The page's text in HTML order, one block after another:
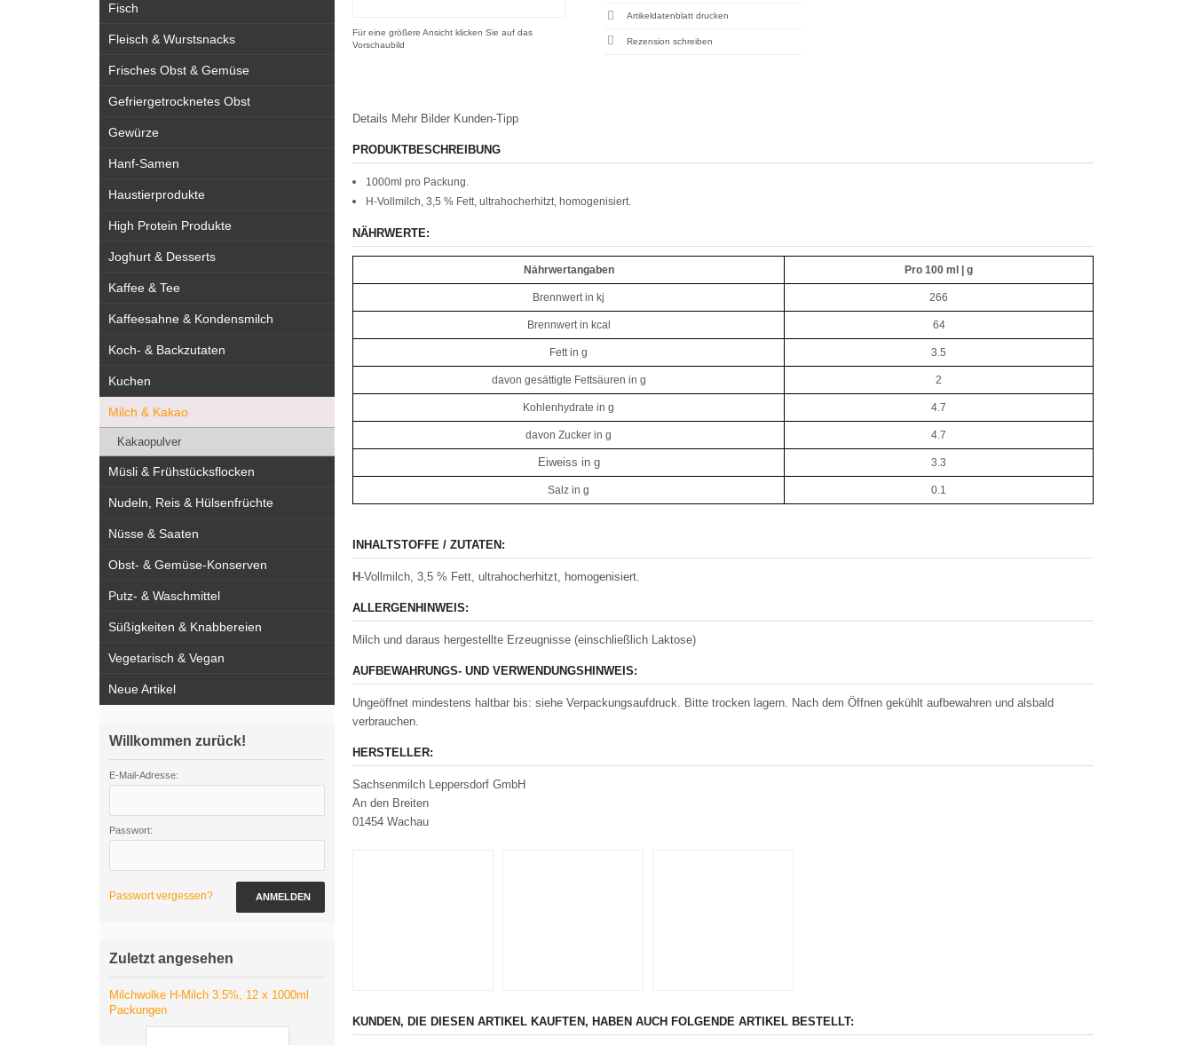
Für eine größere Ansicht klicken Sie auf das
Vorschaubild
Artikeldatenblatt drucken
Rezension schreiben
Details Mehr Bilder Kunden-Tipp
PRODUKTBESCHREIBUNG
1000ml pro Packung.
H-Vollmilch, 3,5 % Fett, ultrahocherhitzt, homogenisiert.
NÄHRWERTE:
Nährwertangaben Pro 100 ml | g
Brennwert in kj 266
Brennwert in kcal 64
Fett in g 3.5
davon gesättigte Fettsäuren in g 2
Kohlenhydrate in g 4.7
davon Zucker in g 4.7
Eiweiss in g 3.3
Salz in g 0.1
INHALTSTOFFE / ZUTATEN:
H-Vollmilch, 3,5 % Fett, ultrahocherhitzt, homogenisiert.
ALLERGENHINWEIS:
Milch und daraus hergestellte Erzeugnisse (einschließlich Laktose)
AUFBEWAHRUNGS- UND VERWENDUNGSHINWEIS:
Ungeöffnet mindestens haltbar bis: siehe Verpackungsaufdruck. Bitte trocken lagern. Nach dem Öffnen gekühlt aufbewahren und alsbald
verbrauchen.
HERSTELLER:
Sachsenmilch Leppersdorf GmbH
An den Breiten
01454 Wachau
KUNDEN, DIE DIESEN ARTIKEL KAUFTEN, HABEN AUCH FOLGENDE ARTIKEL BESTELLT:
Fisch
Fleisch & Wurstsnacks
Frisches Obst & Gemüse
Gefriergetrocknetes Obst
Gewürze
Hanf-Samen
Haustierprodukte
High Protein Produkte
Joghurt & Desserts
Kaffee & Tee
Kaffeesahne & Kondensmilch
Koch- & Backzutaten
Kuchen
Milch & Kakao
Kakaopulver
Müsli & Frühstücksflocken
Nudeln, Reis & Hülsenfrüchte
Nüsse & Saaten
Obst- & Gemüse-Konserven
Putz- & Waschmittel
Süßigkeiten & Knabbereien
Vegetarisch & Vegan
Neue Artikel
Willkommen zurück!
E-Mail-Adresse:
Passwort:
Passwort vergessen? ANMELDEN
Zuletzt angesehen
Milchwolke H-Milch 3.5%, 12 x 1000ml
Packungen